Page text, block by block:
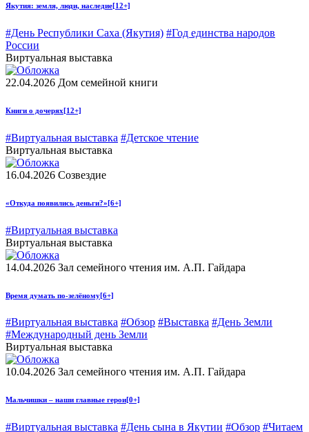
Якутия: земля, люди, наследие[12+]
#День Республики Саха (Якутия) #Год единства народов
России
Виртуальная выставка
22.04.2026 Дом семейной книги
Книги о дочерях[12+]
#Виртуальная выставка #Детское чтение
Виртуальная выставка
16.04.2026 Созвездие
«Откуда появились деньги?»[6+]
#Виртуальная выставка
Виртуальная выставка
14.04.2026 Зал семейного чтения им. А.П. Гайдара
Время думать по-зелёному[6+]
#Виртуальная выставка #Обзор #Выставка #День Земли
#Международный день Земли
Виртуальная выставка
10.04.2026 Зал семейного чтения им. А.П. Гайдара
Мальчишки – наши главные герои[0+]
#Виртуальная выставка #День сына в Якутии #Обзор #Читаем